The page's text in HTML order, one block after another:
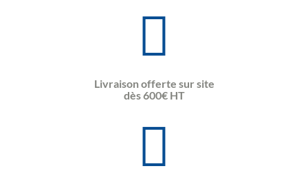
Livraison offerte sur site
dès 600€ HT